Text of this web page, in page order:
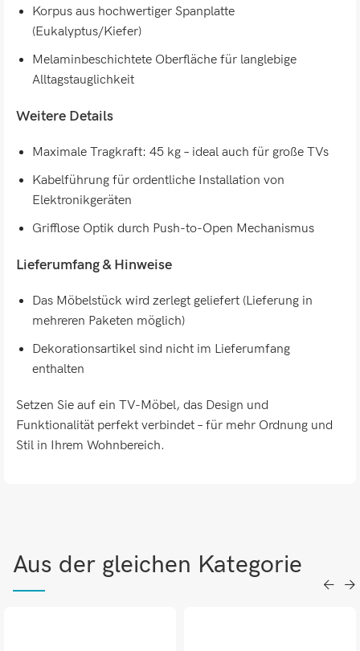
Korpus aus hochwertiger Spanplatte
(Eukalyptus/Kiefer)
Melaminbeschichtete Oberfläche für langlebige
Alltagstauglichkeit
Weitere Details
Maximale Tragkraft: 45 kg – ideal auch für große TVs
Kabelführung für ordentliche Installation von
Elektronikgeräten
Grifflose Optik durch Push-to-Open Mechanismus
Lieferumfang & Hinweise
Das Möbelstück wird zerlegt geliefert (Lieferung in
mehreren Paketen möglich)
Dekorationsartikel sind nicht im Lieferumfang
enthalten
Setzen Sie auf ein TV-Möbel, das Design und
Funktionalität perfekt verbindet – für mehr Ordnung und
Stil in Ihrem Wohnbereich.
Aus der gleichen Kategorie